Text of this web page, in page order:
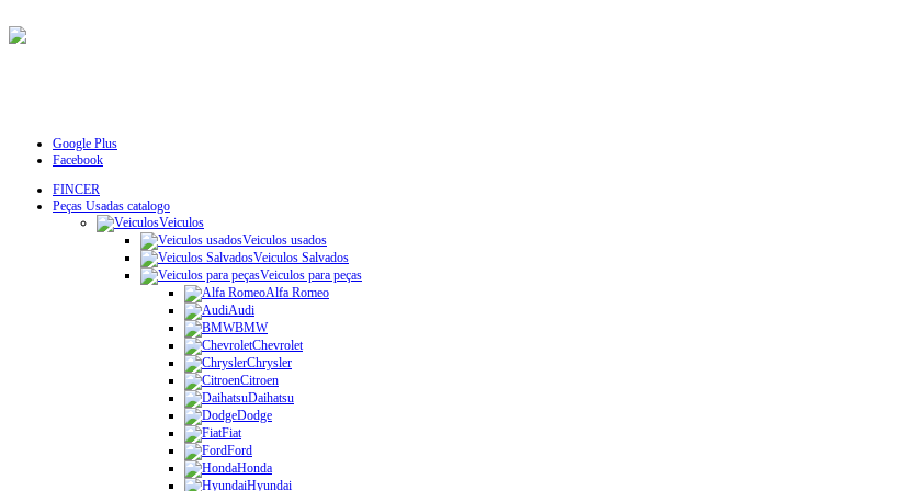
Google Plus
Facebook
FINCER
Peças Usadas catalogo
Veiculos
Veiculos usados
Veiculos Salvados
Veiculos para peças
Alfa Romeo
Audi
BMW
Chevrolet
Chrysler
Citroen
Daihatsu
Dodge
Fiat
Ford
Honda
Hyundai